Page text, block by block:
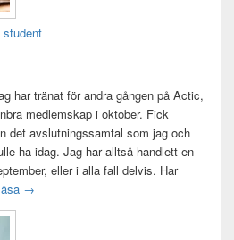
student
har tränat för andra gången på Actic,
medlemskap i oktober. Fick
det avslutningssamtal som jag och
ha idag. Jag har alltså handlett en
eller i alla fall delvis. Har
Att vara handledare åt en student
→